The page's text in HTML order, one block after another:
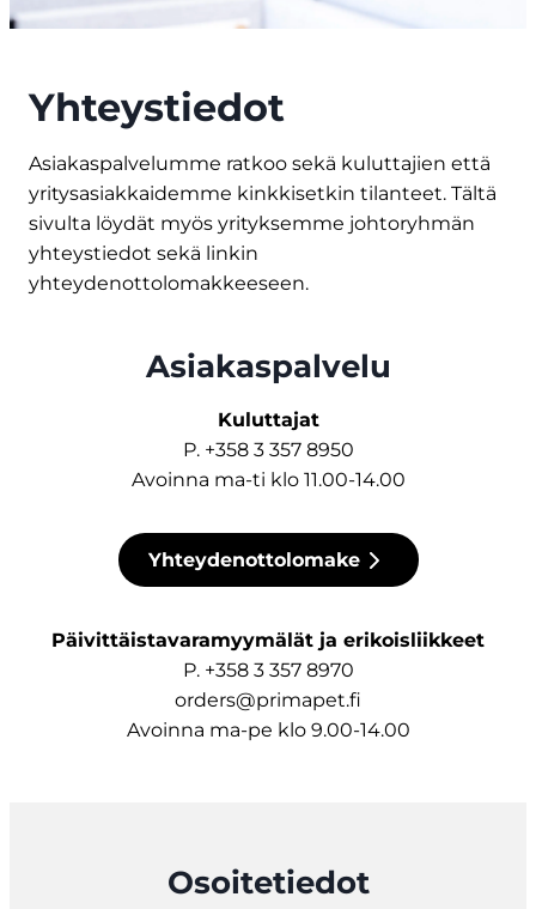
Yhteystiedot
Asiakaspalvelumme ratkoo sekä kuluttajien että
yritysasiakkaidemme kinkkisetkin tilanteet. Tältä
sivulta löydät myös yrityksemme johtoryhmän
yhteystiedot sekä linkin
yhteydenottolomakkeeseen.
Asiakaspalvelu
Kuluttajat
P. +358 3 357 8950
Avoinna ma-ti klo 11.00-14.00
Yhteydenottolomake
Päivittäistavaramyymälät ja erikoisliikkeet
P. +358 3 357 8970
orders@primapet.fi
Avoinna ma-pe klo 9.00-14.00
Osoitetiedot